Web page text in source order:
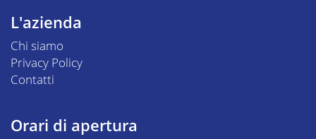
L'azienda
Chi siamo
Privacy Policy
Contatti
Orari di apertura